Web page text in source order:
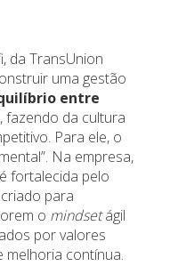
da TransUnion
uma gestão
entre
, fazendo da cultura
Para ele, o
Na empresa,
fortalecida pelo
para
o mindsetágil
por valores
contínua.